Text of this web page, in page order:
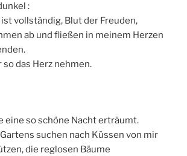
:
vollständig, Blut der Freuden,
ab und fließen in meinem Herzen
so das Herz nehmen.
eine so schöne Nacht erträumt.
suchen nach Küssen von mir
die reglosen Bäume